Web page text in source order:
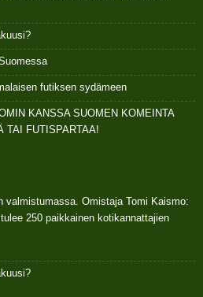
futiksen sydämeen
KANSSA SUOMEN KOMEINTA
TAI FUTISPARTAA!
valmistumassa. Omistaja Tomi Kaismo:
250 paikkainen kotikannattajien